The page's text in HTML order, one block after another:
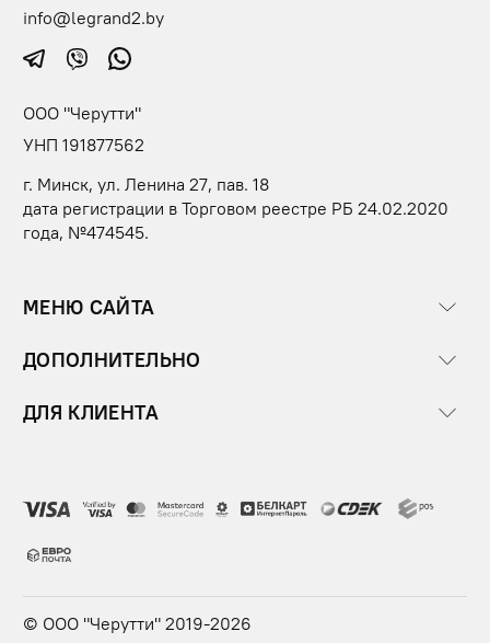
info@legrand2.by
ООО "Черутти"
УНП 191877562
г. Минск, ул. Ленина 27, пав. 18
дата регистрации в Торговом реестре РБ 24.02.2020
года, №474545.
МЕНЮ САЙТА
ДОПОЛНИТЕЛЬНО
ДЛЯ КЛИЕНТА
© ООО "Черутти" 2019-2026